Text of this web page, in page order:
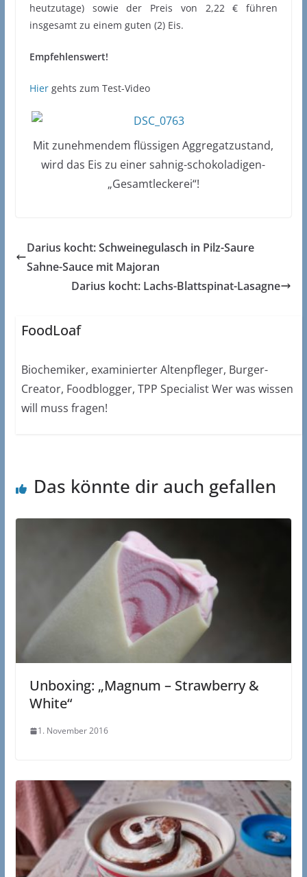
heutzutage) sowie der Preis von 2,22 € führen
insgesamt zu einem guten (2) Eis.
Empfehlenswert!
Hiergehts zum Test-Video
Mit zunehmendem flüssigen Aggregatzustand,
wird das Eis zu einer sahnig-schokoladigen-
„Gesamtleckerei“!
Darius kocht: Schweinegulasch in Pilz-Saure
Sahne-Sauce mit Majoran
Darius kocht: Lachs-Blattspinat-Lasagne
FoodLoaf
Biochemiker, examinierter Altenpfleger, Burger-
Creator, Foodblogger, TPP Specialist Wer was wissen
will muss fragen!
Das könnte dir auch gefallen
Unboxing: „Magnum – Strawberry &
White“
1. November 2016